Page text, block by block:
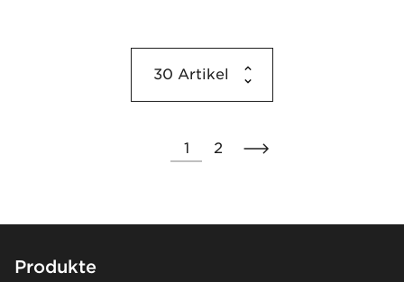
30 Artikel
1 2
Footer
Produkte